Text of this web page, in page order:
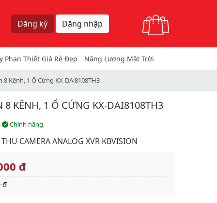
Đăng ký Đăng nhập
Phan Thiết Giá Rẻ Đẹp Năng Lượng Mặt Trời
Kênh, 1 Ổ Cứng KX-DAi8108TH3
KÊNH, 1 Ổ CỨNG KX-DAI8108TH3
Chính hãng
CAMERA ANALOG XVR KBVISION
đ
đ